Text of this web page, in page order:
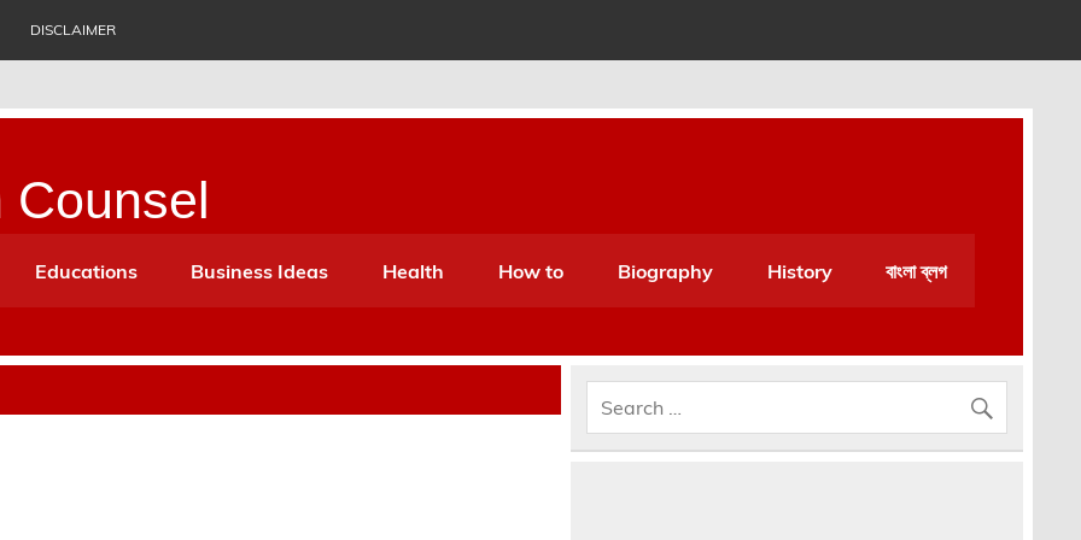
DISCLAIMER
Counsel
Educations Business Ideas Health How to Biography History বাংলা ব্লগ